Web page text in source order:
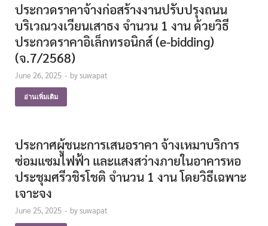
ประกวดราคาจ้างก่อสร้างงานปรับปรุงถนน
บริเวณวงเวียนเสาธง จำนวน 1 งาน ด้วยวิธี
ประกวดราคาอิเล็กทรอนิกส์ (e-bidding)
(จ.7/2568)
June 26, 2025 - bysuwapat
อ่านเพิ่มเติม
ประกาศผู้ชนะการเสนอราคา จ้างเหมาบริการ
ซ่อมแซมไฟฟ้า และแสงสว่างภายในอาคารหอ
ประชุมศรีวชิรโชติ จำนวน 1 งาน โดยวิธีเฉพาะ
เจาะจง
June 25, 2025 - bysuwapat